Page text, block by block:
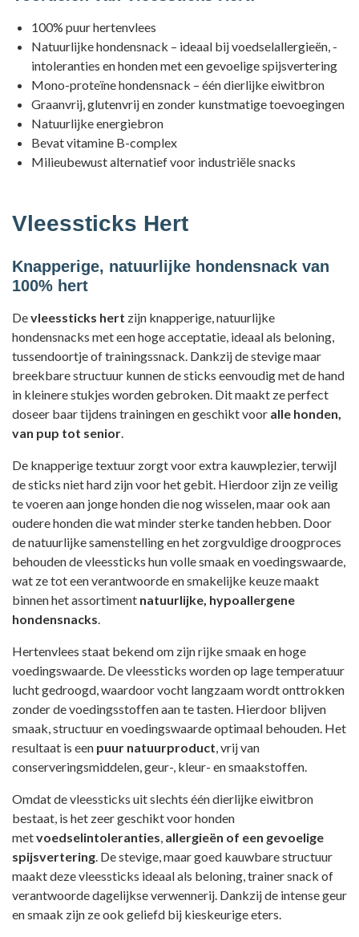
100% puur hertenvlees
Natuurlijke hondensnack – ideaal bij voedselallergieën, -
intoleranties en honden met een gevoelige spijsvertering
Mono-proteïne hondensnack – één dierlijke eiwitbron
Graanvrij, glutenvrij en zonder kunstmatige toevoegingen
Natuurlijke energiebron
Bevat vitamine B-complex
Milieubewust alternatief voor industriële snacks
Vleessticks Hert
Knapperige, natuurlijke hondensnack van
100% hert
Devleessticks hert zijn knapperige, natuurlijke
hondensnacks met een hoge acceptatie, ideaal als beloning,
tussendoortje of trainingssnack. Dankzij de stevige maar
breekbare structuur kunnen de sticks eenvoudig met de hand
in kleinere stukjes worden gebroken. Dit maakt ze perfect
doseer baar tijdens trainingen en geschikt voor alle honden,
van pup tot senior.
De knapperige textuur zorgt voor extra kauwplezier, terwijl
de sticks niet hard zijn voor het gebit. Hierdoor zijn ze veilig
te voeren aan jonge honden die nog wisselen, maar ook aan
oudere honden die wat minder sterke tanden hebben. Door
de natuurlijke samenstelling en het zorgvuldige droogproces
behouden de vleessticks hun volle smaak en voedingswaarde,
wat ze tot een verantwoorde en smakelijke keuze maakt
binnen het assortiment natuurlijke, hypoallergene
hondensnacks.
Hertenvlees staat bekend om zijn rijke smaak en hoge
voedingswaarde. De vleessticks worden op lage temperatuur
lucht gedroogd, waardoor vocht langzaam wordt onttrokken
zonder de voedingsstoffen aan te tasten. Hierdoor blijven
smaak, structuur en voedingswaarde optimaal behouden. Het
resultaat is een puur natuurproduct, vrij van
conserveringsmiddelen, geur-, kleur- en smaakstoffen.
Omdat de vleessticks uit slechts één dierlijke eiwitbron
bestaat, is het zeer geschikt voor honden
metvoedselintoleranties, allergieën of een gevoelige
spijsvertering. De stevige, maar goed kauwbare structuur
maakt deze vleessticks ideaal als beloning, trainer snack of
verantwoorde dagelijkse verwennerij. Dankzij de intense geur
en smaak zijn ze ook geliefd bij kieskeurige eters.